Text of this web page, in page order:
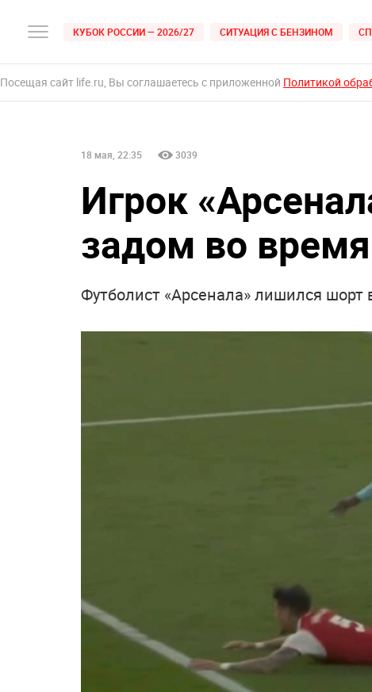
КУБОК РОССИИ — 2026/27 СИТУАЦИЯ С БЕНЗИНОМ
Посещая сайт life.ru, Вы соглашаетесь с приложенной Политикой
18 мая, 22:35 3039
Игрок
задом во
Футболист «Арсенала» лишился